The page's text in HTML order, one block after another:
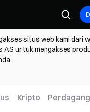
situs web kami dari
AS untuk mengakses
Kripto